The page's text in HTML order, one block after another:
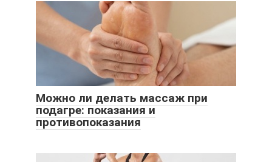
Можно ли делать массаж при
подагре: показания и
противопоказания